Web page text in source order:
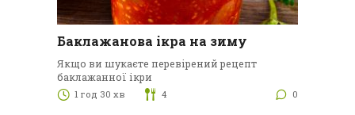
Баклажанова ікра на зиму
Якщо ви шукаєте перевірений рецепт
баклажанної ікри
1 год 30 хв 4 0